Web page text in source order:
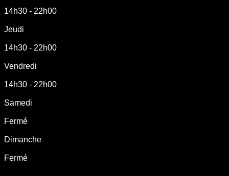
14h30 - 22h00
Jeudi
14h30 - 22h00
Vendredi
14h30 - 22h00
Samedi
Fermé
Dimanche
Fermé